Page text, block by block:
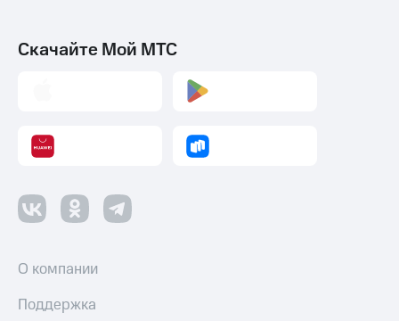
Скачайте Мой МТС
О компании
Поддержка